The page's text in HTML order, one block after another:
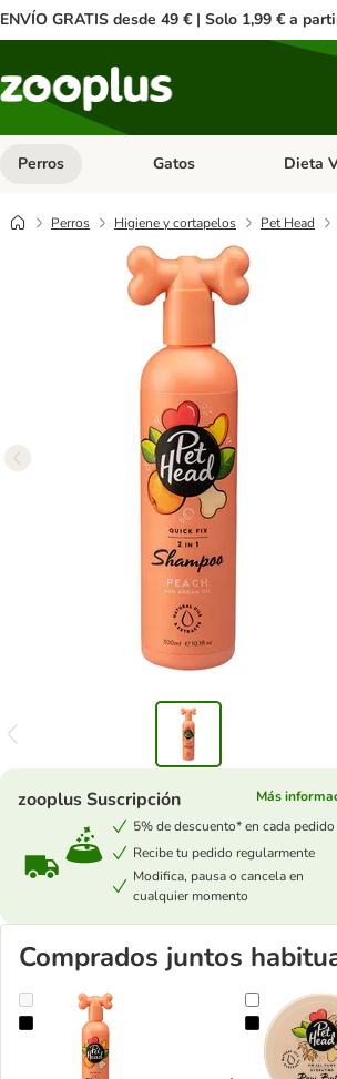
ENVÍO GRATIS desde 49 € | Solo 1,99 € a
Perros Menú de categoria abierto:
Gatos Menú
Dieta
Perros Higiene y cortapelos Pet Head
zooplus Suscripción
Más
5% de descuento* en cada pedido
Recibe tu pedido regularmente
Modifica, pausa o cancela en
cualquier momento
Comprados juntos
Pet Head Quick Fix Pet Head